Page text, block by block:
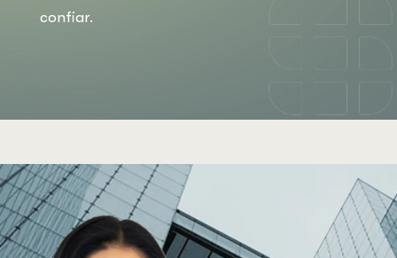
confiar.